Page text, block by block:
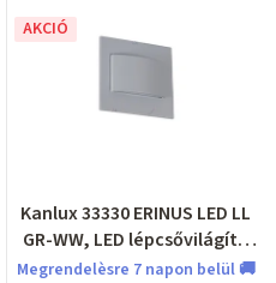
AKCIÓ
Kanlux 33330 ERINUS LED LL
GR-WW, LED lépcsővilágító
lámpatest
Megrendelèsre 7 napon belül 🚚